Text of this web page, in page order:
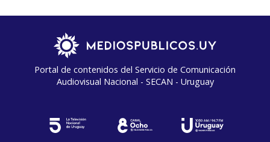
Portal de contenidos del Servicio de Comunicación
Audiovisual Nacional - SECAN - Uruguay